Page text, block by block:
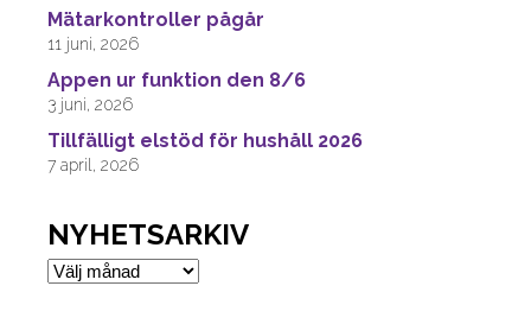
Mätarkontroller pågår
11 juni, 2026
Appen ur funktion den 8/6
3 juni, 2026
Tillfälligt elstöd för hushåll 2026
7 april, 2026
NYHETSARKIV
Nyhetsarkiv